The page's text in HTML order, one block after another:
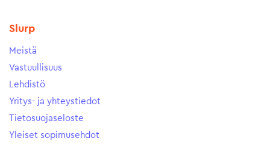
Slurp
Meistä
Vastuullisuus
Lehdistö
Yritys- ja yhteystiedot
Tietosuojaseloste
Yleiset sopimusehdot